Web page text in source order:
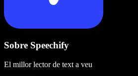
Sobre Speechify
El millor lector de text a veu